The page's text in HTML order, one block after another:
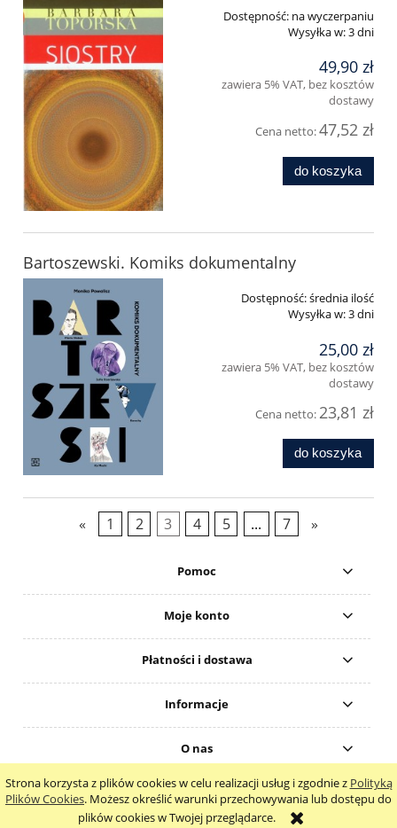
Strona korzysta z plików cookies w celu realizacji usług i zgodnie z Polityką
Plików Cookies. Możesz określić warunki przechowywania lub dostępu do
plików cookies w Twojej przeglądarce.
Dostępność: na wyczerpaniu
Wysyłka w:3 dni
49,90 zł
zawiera 5% VAT, bez kosztów
dostawy
Cena netto:47,52 zł
do koszyka
Bartoszewski. Komiks dokumentalny
Dostępność:średnia ilość
Wysyłka w:3 dni
25,00 zł
zawiera 5% VAT, bez kosztów
dostawy
Cena netto: 23,81 zł
do koszyka
« 1 2 3 4 5 ... 7 »
Pomoc
Moje konto
Płatności i dostawa
Informacje
O nas
pokaż pełną wersję strony